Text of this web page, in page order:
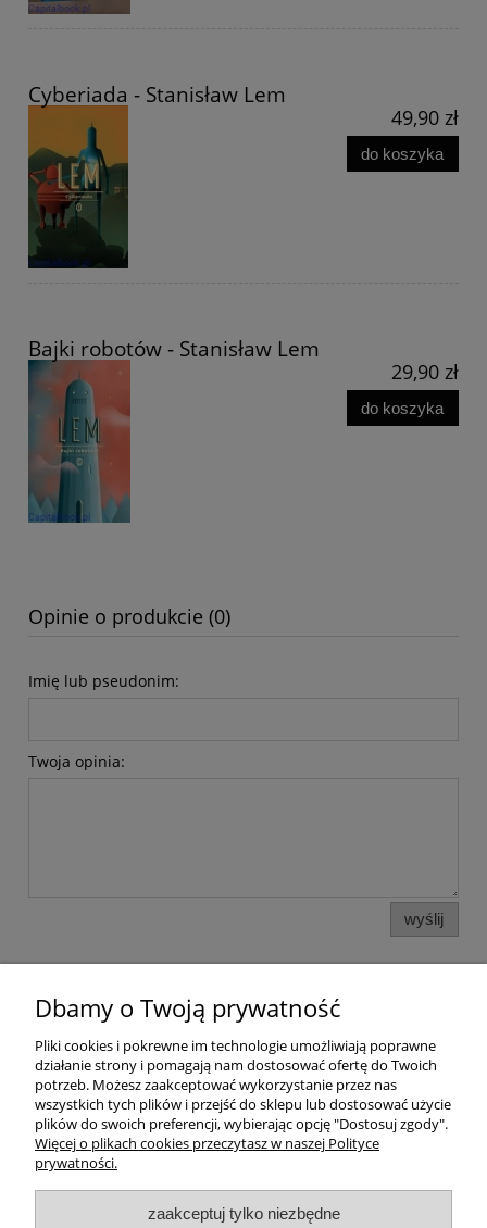
Cyberiada - Stanisław Lem
49,90 zł
do koszyka
Bajki robotów - Stanisław Lem
29,90 zł
do koszyka
Opinie o produkcie (0)
Imię lub pseudonim:
Twoja opinia:
wyślij
Pomoc
Dostawa
Moje konto
Dbamy o Twoją prywatność
Pliki cookies i pokrewne im technologie umożliwiają poprawne
działanie strony i pomagają nam dostosować ofertę do Twoich
potrzeb. Możesz zaakceptować wykorzystanie przez nas
wszystkich tych plików i przejść do sklepu lub dostosować użycie
plików do swoich preferencji, wybierając opcję "Dostosuj zgody".
Więcej o plikach cookies przeczytasz w naszej Polityce
prywatności.
zaakceptuj tylko niezbędne